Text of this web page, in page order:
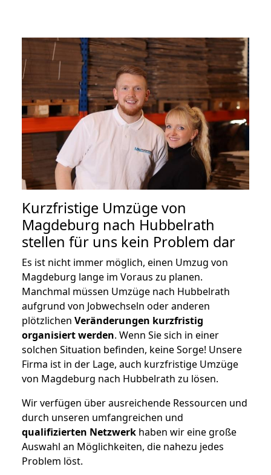
Kurzfristige Umzüge von
Magdeburg nach Hubbelrath
stellen für uns kein Problem dar
Es ist nicht immer möglich, einen Umzug von
Magdeburg lange im Voraus zu planen.
Manchmal müssen Umzüge nach Hubbelrath
aufgrund von Jobwechseln oder anderen
plötzlichen Veränderungen kurzfristig
organisiert werden. Wenn Sie sich in einer
solchen Situation befinden, keine Sorge! Unsere
Firma ist in der Lage, auch kurzfristige Umzüge
von Magdeburg nach Hubbelrath zu lösen.
Wir verfügen über ausreichende Ressourcen und
durch unseren umfangreichen und
qualifizierten Netzwerk haben wir eine große
Auswahl an Möglichkeiten, die nahezu jedes
Problem löst.